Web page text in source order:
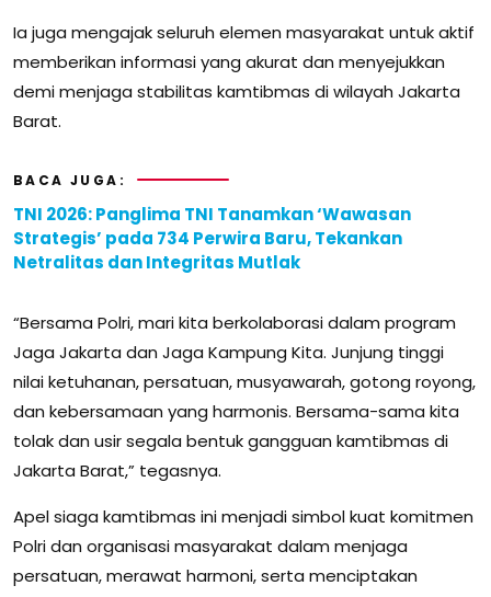
Ia juga mengajak seluruh elemen masyarakat untuk aktif
memberikan informasi yang akurat dan menyejukkan
demi menjaga stabilitas kamtibmas di wilayah Jakarta
Barat.
BACA JUGA:
TNI 2026: Panglima TNI Tanamkan ‘Wawasan
Strategis’ pada 734 Perwira Baru, Tekankan
Netralitas dan Integritas Mutlak
“Bersama Polri, mari kita berkolaborasi dalam program
Jaga Jakarta dan Jaga Kampung Kita. Junjung tinggi
nilai ketuhanan, persatuan, musyawarah, gotong royong,
dan kebersamaan yang harmonis. Bersama-sama kita
tolak dan usir segala bentuk gangguan kamtibmas di
Jakarta Barat,” tegasnya.
Apel siaga kamtibmas ini menjadi simbol kuat komitmen
Polri dan organisasi masyarakat dalam menjaga
persatuan, merawat harmoni, serta menciptakan